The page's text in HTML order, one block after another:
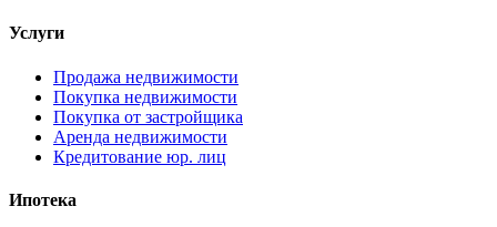
Услуги
Продажа недвижимости
Покупка недвижимости
Покупка от застройщика
Аренда недвижимости
Кредитование юр. лиц
Ипотека